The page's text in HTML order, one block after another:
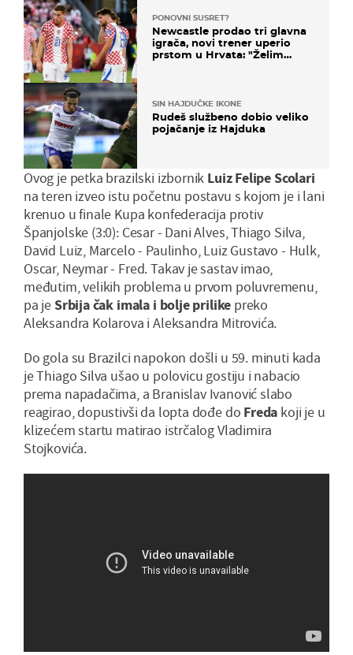
PONOVNI SUSRET?
Newcastle prodao tri glavna
igrača, novi trener uperio
prstom u Hrvata: "Želim
SIN HAJDUČKE IKONE
Rudeš službeno dobio veliko
pojačanje iz Hajduka
Ovog je petka brazilski izbornik Luiz Felipe Scolari
na teren izveo istu početnu postavu s kojom je i lani
krenuo u finale Kupa konfederacija protiv
Španjolske (3:0): Cesar - Dani Alves, Thiago Silva,
David Luiz, Marcelo - Paulinho, Luiz Gustavo - Hulk,
Oscar, Neymar - Fred. Takav je sastav imao,
međutim, velikih problema u prvom poluvremenu,
pa je Srbija čak imala i bolje prilike preko
Aleksandra Kolarova i Aleksandra Mitrovića.
Do gola su Brazilci napokon došli u 59. minuti kada
je Thiago Silva ušao u polovicu gostiju i nabacio
prema napadačima, a Branislav Ivanović slabo
reagirao, dopustivši da lopta dođe do Freda koji je u
klizećem startu matirao istrčalog Vladimira
Stojkovića.